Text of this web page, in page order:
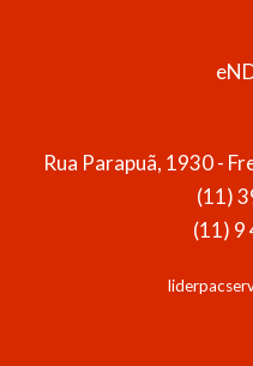
Rua Parapuã, 1930 -
(11)
(11) 9